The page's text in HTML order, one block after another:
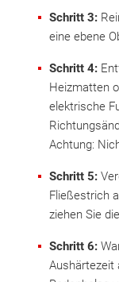
Schritt 3:
eine ebene
Schritt 4:
Heizmatten
elektrische
Achtung:
Schritt 5:
Fließestrich
ziehen Sie
Schritt 6:
Aushärtezeit